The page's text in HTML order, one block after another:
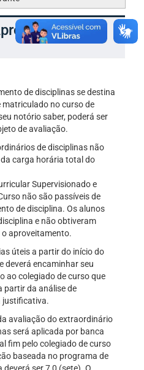
de disciplinas se destina
no curso de
notório saber, poderá ser
de avaliação.
de disciplinas não
da carga horária total do
Supervisionado e
não são passíveis de
de disciplina. Os alunos
e não obtiveram
aproveitamento.
úteis a partir do início do
deverá encaminhar seu
ao colegiado de curso que
partir da análise de
justificativa.
avaliação do extraordinário
será aplicada por banca
fim pelo colegiado de curso
baseada no programa de